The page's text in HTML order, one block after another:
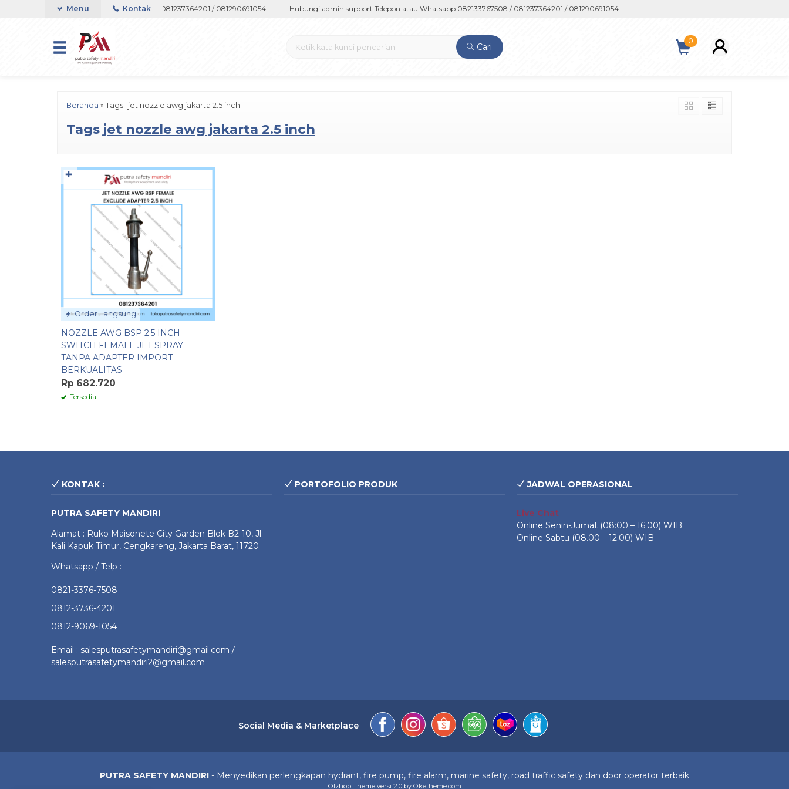
Telepon atau Whatsapp 082133767508 / 081237364201 / 081290691054 Hubungi admin support Telepon atau Whatsapp 082133767508 / 081237364201 / 081290691054
Menu Kontak
Cari
0
Beranda » Tags "jet nozzle awg jakarta 2.5 inch"
Tags jet nozzle awg jakarta 2.5 inch
Order Langsung
NOZZLE AWG BSP 2.5 INCH
SWITCH FEMALE JET SPRAY
TANPA ADAPTER IMPORT
BERKUALITAS
Rp 682.720
Tersedia
✚
KONTAK :
PUTRA SAFETY MANDIRI
Alamat : Ruko Maisonete City Garden Blok B2-10, Jl.
Kali Kapuk Timur, Cengkareng, Jakarta Barat, 11720
Whatsapp / Telp :
0821-3376-7508
0812-3736-4201
0812-9069-1054
Email : salesputrasafetymandiri@gmail.com /
salesputrasafetymandiri2@gmail.com
PORTOFOLIO PRODUK JADWAL OPERASIONAL
Live Chat
Online Senin-Jumat (08:00 – 16:00) WIB
Online Sabtu (08.00 – 12.00) WIB
Social Media & Marketplace
PUTRA SAFETY MANDIRI - Menyedikan perlengkapan hydrant, fire pump, fire alarm, marine safety, road traffic safety dan door operator terbaik
Olzhop Themeversi 2.0 by Oketheme.com